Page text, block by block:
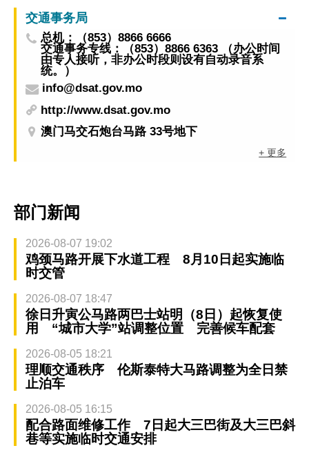
交通事务局
总机：（853）8866 6666
交通事务专线：（853）8866 6363 （办公时间
由专人接听，非办公时段则设有自动录音系
统。）
info@dsat.gov.mo
http://www.dsat.gov.mo
澳门马交石炮台马路 33号地下
+ 更多
部门新闻
2026-08-07 19:02
鸡颈马路开展下水道工程 8月10日起实施临
时交管
2026-08-07 18:47
徐日升寅公马路两巴士站明（8日）起恢复使
用 “城市大学”站调整位置 完善候车配套
2026-08-05 18:21
理顺交通秩序 伦斯泰特大马路调整为全日禁
止泊车
2026-08-05 16:15
配合路面维修工作 7日起大三巴街及大三巴斜
巷等实施临时交通安排